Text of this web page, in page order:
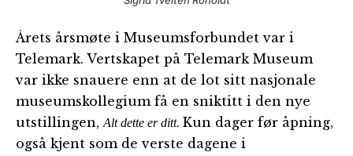
Årets årsmøte i Museumsforbundet var i
Telemark. Vertskapet på Telemark Museum
var ikke snauere enn at de lot sitt nasjonale
museumskollegium få en sniktitt i den nye
utstillingen,Alt dette er ditt. Kun dager før åpning,
også kjent som de verste dagene i